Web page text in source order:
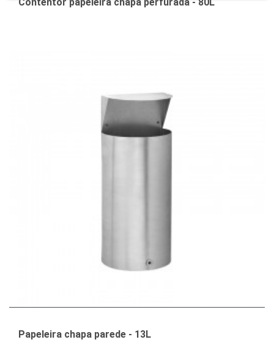
Papeleira chapa parede - 13L